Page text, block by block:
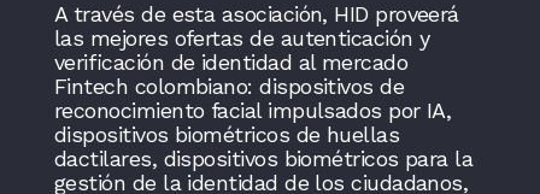
A través de esta asociación, HID proveerá
las mejores ofertas de autenticación y
verificación de identidad al mercado
Fintech colombiano: dispositivos de
reconocimiento facial impulsados por IA,
dispositivos biométricos de huellas
dactilares, dispositivos biométricos para la
gestión de la identidad de los ciudadanos,